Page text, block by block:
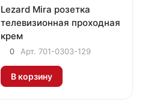
Lezard Mira розетка
телевизионная проходная
крем
0 Арт. 701-0303-129
В корзину